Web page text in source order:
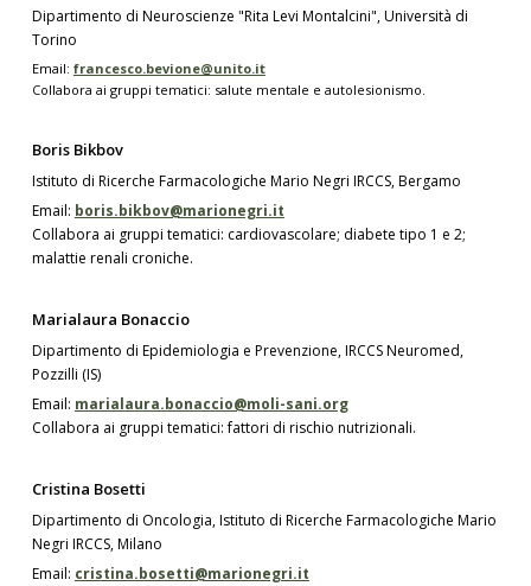
Dipartimento di Neuroscienze "Rita Levi Montalcini", Università di
Torino
Email: francesco.bevione@unito.it
Collabora ai gruppi tematici: salute mentale e autolesionismo.
Boris Bikbov
Istituto di Ricerche Farmacologiche Mario Negri IRCCS, Bergamo
Email: boris.bikbov@marionegri.it
Collabora ai gruppi tematici: cardiovascolare; diabete tipo 1 e 2;
malattie renali croniche.
Marialaura Bonaccio
Dipartimento di Epidemiologia e Prevenzione, IRCCS Neuromed,
Pozzilli (IS)
Email: marialaura.bonaccio@moli-sani.org
Collabora ai gruppi tematici: fattori di rischio nutrizionali.
Cristina Bosetti
Dipartimento di Oncologia, Istituto di Ricerche Farmacologiche Mario
Negri IRCCS, Milano
Email: cristina.bosetti@marionegri.it